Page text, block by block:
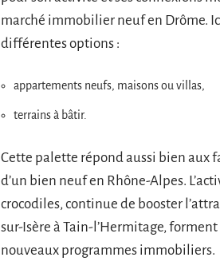
marché immobilier neuf en Drôme.
différentes options :
appartements neufs, maisons ou villas,
terrains à bâtir.
Cette palette répond aussi bien aux
d’un bien neuf en Rhône-Alpes.
crocodiles, continue de booster
sur-Isère à Tain-l’Hermitage,
nouveaux programmes immobiliers.